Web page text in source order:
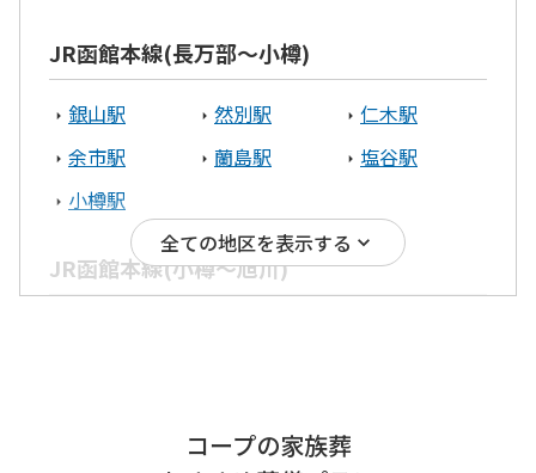
八雲町
宗谷エリア
稚内市
根室エリア
JR函館本線(長万部～小樽)
銀山駅 然別駅
仁木駅
余市駅
蘭島駅
塩谷駅
小樽駅
JR函館本線(小樽～旭川)
発寒駅
全ての地区を表示する
コープの家族葬